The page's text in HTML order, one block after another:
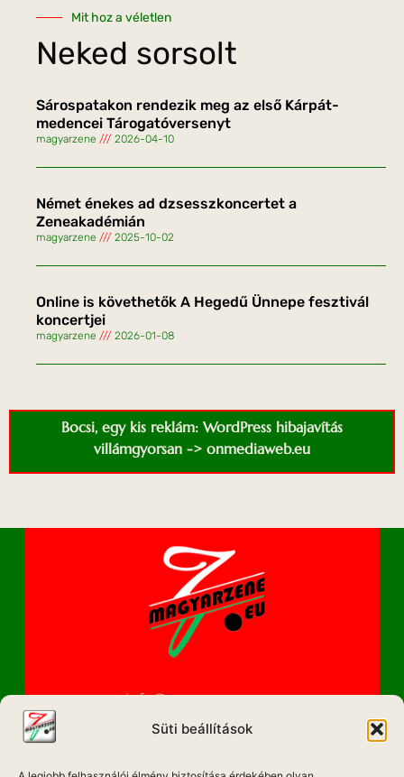
Süti beállítások
Mit hoz a véletlen
Neked sorsolt
Sárospatakon rendezik meg az első Kárpát-
medencei Tárogatóversenyt
magyarzene 2026-04-10
Német énekes ad dzsesszkoncertet a
Zeneakadémián
magyarzene 2025-10-02
Online is követhetők A Hegedű Ünnepe fesztivál
koncertjei
magyarzene 2026-01-08
Bocsi, egy kis reklám: WordPress hibajavítás
villámgyorsan -> onmediaweb.eu
info@magyarzene.eu